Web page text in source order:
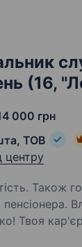
(16,
000 грн
ТОВ
центру
Також
Влаштуватися в Нову
Твоя